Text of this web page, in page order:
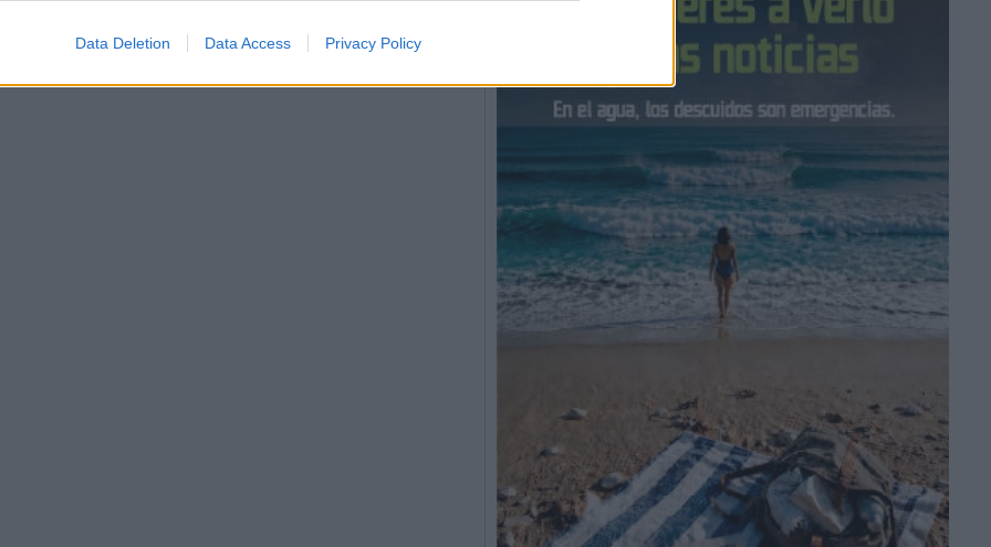
Data Deletion Data Access Privacy Policy